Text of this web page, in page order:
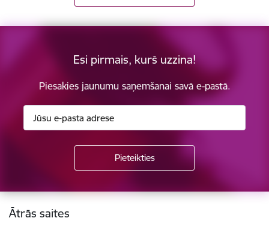
Esi pirmais, kurš uzzina!
Piesakies jaunumu saņemšanai savā e-pastā.
Kājene
Ātrās saites